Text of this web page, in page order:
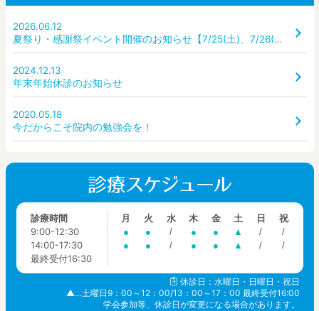
2026.06.12
夏祭り・感謝祭イベント開催のお知らせ【7/25(土)、7/26(日)】
2024.12.13
年末年始休診のお知らせ
2020.05.18
今だからこそ院内の勉強会を！
診療時間
9:00-12:30
14:00-17:30
最終受付16:30
月
●
●
火
●
●
水
/
/
木
●
●
金
●
●
土
▲
▲
日
/
/
祝
/
/
休診日：水曜日・日曜日・祝日
▲…土曜日9：00～12：00/13：00～17：00 最終受付16:00
学会参加等、休診日が変更になる場合があります。